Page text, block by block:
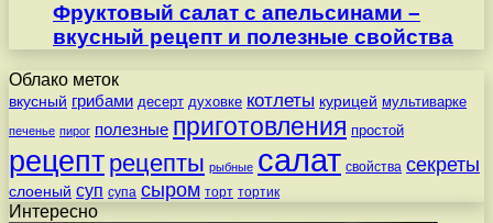
Фруктовый салат с апельсинами –
вкусный рецепт и полезные свойства
Облако меток
вкусный грибами десерт духовке котлеты курицей мультиварке
печенье пирог полезные приготовления простой
рецепт рецепты рыбные салат свойства секреты
слоеный суп супа сыром торт тортик
Интересно